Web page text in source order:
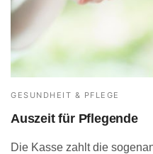
GESUNDHEIT & PFLEGE
Auszeit für Pflegende
Die Kasse zahlt die